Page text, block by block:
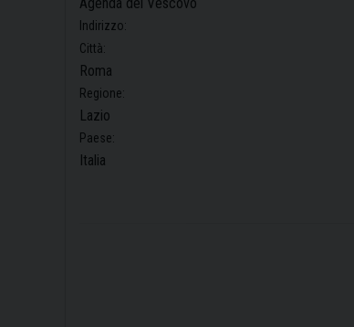
Indirizzo:
Città:
Roma
Regione:
Lazio
Paese:
Italia